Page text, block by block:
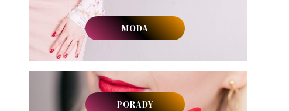
MODA
PORADY